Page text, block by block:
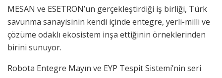
MESAN ve ESETRON’un gerçekleştirdiği iş birliği, Türk
savunma sanayisinin kendi içinde entegre, yerli-milli ve
çözüme odaklı ekosistem inşa ettiğinin örneklerinden
birini sunuyor.
Robota Entegre Mayın ve EYP Tespit Sistemi’nin seri